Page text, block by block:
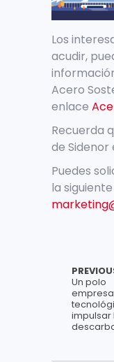
Los
acudir,
Acero
enlace
Recuerda
de Sidenor
Puedes
la
Un polo
impulsar